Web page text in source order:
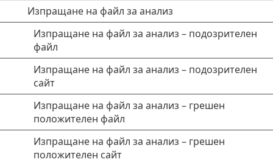
Изпращане на файл за анализ
Изпращане на файл за анализ – подозрителен
файл
Изпращане на файл за анализ – подозрителен
сайт
Изпращане на файл за анализ – грешен
положителен файл
Изпращане на файл за анализ – грешен
положителен сайт